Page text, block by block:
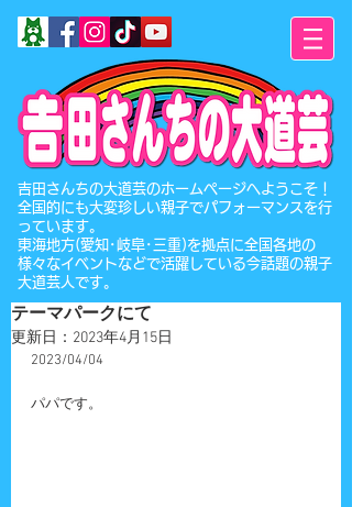
​吉田さんちの大道芸のホームページへようこそ！
全国的にも大変珍しい親子でパフォーマンスを行
っています。
東海地方(愛知･岐阜･三重)を拠点に全国各地の
様々なイベントなどで活躍している今話題の親子
大道芸人です。
テーマパークにて
更新日： 2023年4月15日
2023/04/04
パパです。